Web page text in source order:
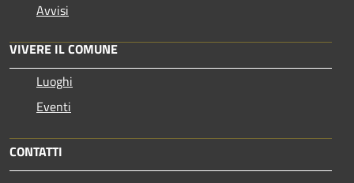
Avvisi
VIVERE IL COMUNE
Luoghi
Eventi
CONTATTI